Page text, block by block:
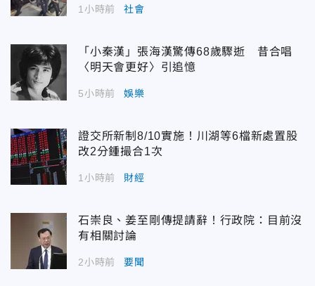
1小時前 社會
「小秦漢」張海漢驚傳68歲驟逝 昔合唱
〈明天會更好〉引追憶
5小時前 娛樂
證交所新制8/10實施！川湖等6檔新處置股
改2分鍾撮合1次
1小時前 財經
石崇良、姜至剛傳提請辭！行政院：目前沒
有相關討論
2小時前 要聞